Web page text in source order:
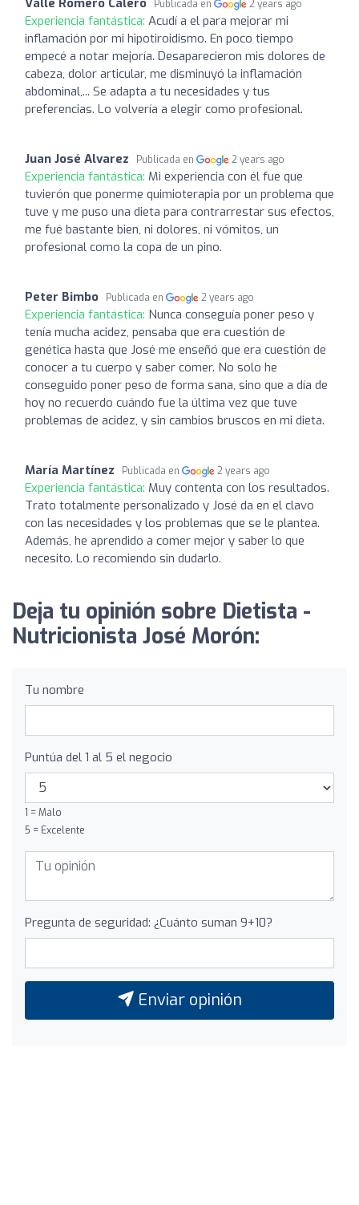
Publicada en 2 years ago
Experiencia fantástica: Acudí a el para mejorar mi
inflamación por mi hipotiroidismo. En poco tiempo
empecé a notar mejoría. Desaparecieron mis dolores de
cabeza, dolor articular, me disminuyó la inflamación
abdominal,... Se adapta a tu necesidades y tus
preferencias. Lo volvería a elegir como profesional.
Juan José Alvarez Publicada en 2 years ago
Experiencia fantástica: Mi experiencia con él fue que
tuvierón que ponerme quimioterapia por un problema que
tuve y me puso una dieta para contrarrestar sus efectos,
me fué bastante bien, ni dolores, ni vómitos, un
profesional como la copa de un pino.
Peter Bimbo Publicada en 2 years ago
Experiencia fantástica: Nunca conseguía poner peso y
tenía mucha acidez, pensaba que era cuestión de
genética hasta que José me enseñó que era cuestión de
conocer a tu cuerpo y saber comer. No solo he
conseguido poner peso de forma sana, sino que a día de
hoy no recuerdo cuándo fue la última vez que tuve
problemas de acidez, y sin cambios bruscos en mi dieta.
María Martínez Publicada en 2 years ago
Experiencia fantástica: Muy contenta con los resultados.
Trato totalmente personalizado y José da en el clavo
con las necesidades y los problemas que se le plantea.
Además, he aprendido a comer mejor y saber lo que
necesito. Lo recomiendo sin dudarlo.
Deja tu opinión sobre Dietista -
Nutricionista José Morón:
Tu nombre
Puntúa del 1 al 5 el negocio
1 = Malo
5 = Excelente
Pregunta de seguridad: ¿Cuánto suman 9+10?
Enviar opinión